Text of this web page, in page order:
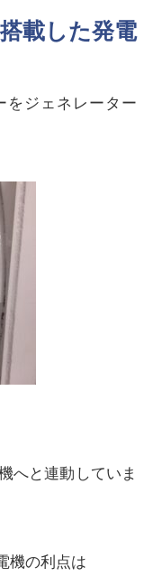
載した発電
をジェネレーター
へと連動していま
機の利点は